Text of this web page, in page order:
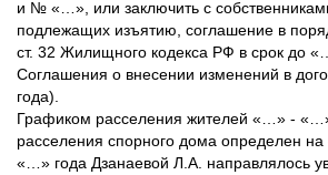
и № «…», или заключить с
подлежащих изъятию, соглашение в
ст. 32 Жилищного кодекса РФ в срок до
Соглашения о внесении изменений в
года).
Графиком расселения жителей «…» -
расселения спорного дома определен на
«…» года Дзанаевой Л.А. направлялось